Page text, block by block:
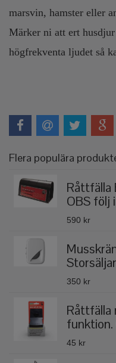
marsvin, hamster eller
Märker ni att ert
högfrekventa ljudet så
Flera populära
Råttfälla
OBS följ
590 kr
350 kr
Råttfälla
funktion.
45 kr